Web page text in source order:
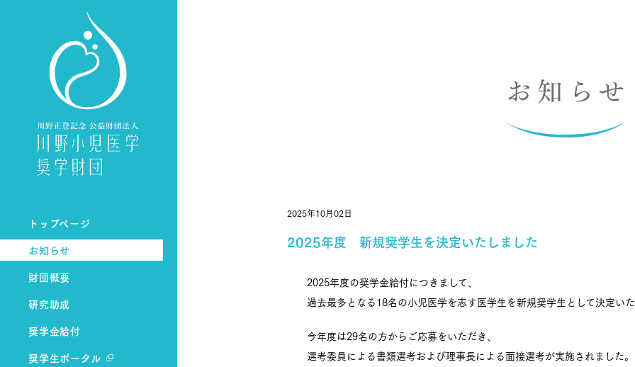
トップページ
お知らせ
財団概要
研究助成
奨学金給付
奨学生ポータル
お知らせ
2025年10月02日
2025年度 新規奨学生を決定いたしました
2025年度の奨学金給付につきまして、
過去最多となる18名の小児医学を志す医学生を新規奨学生として決定い
今年度は29名の方からご応募をいただき、
選考委員による書類選考および理事長による面接選考が実施されました。